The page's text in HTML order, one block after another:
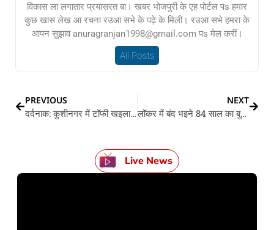
विकास ला लगातार प्रयासरत बा। खबर भोजपुरी के एह पोर्टल पs हमार
कुछ खास लेख आ रचना रउआ सभे के पढ़े के मिली। रउआ सभे हमरा के
आपन सुझाव anuragranjan1998@gmail.com पs मेल करीं।
All Posts
PREVIOUS
दर्दनाक: कुशीनगर में टॉफी खइला से चार बचवन के मौत, जहरीला पदार्थ मिलल होखले के आशंका
NEXT
लॉकर में बंद भइने 84 साल का बुजुर्ग: बैंक वाले गलती से लगा देहले रहने ताला
Live News